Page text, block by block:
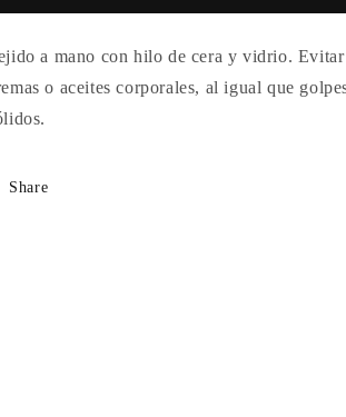
Two
Two
a mano con hilo de cera y vidrio.
o aceites corporales, al igual que
Share